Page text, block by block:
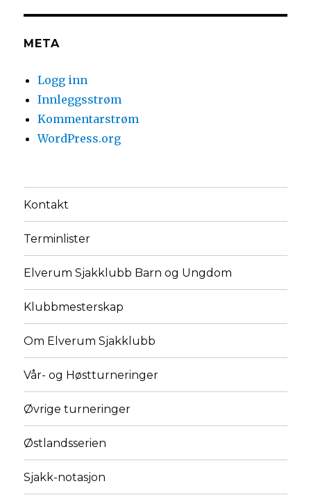
META
Logg inn
Innleggsstrøm
Kommentarstrøm
WordPress.org
Kontakt
Terminlister
Elverum Sjakklubb Barn og Ungdom
Klubbmesterskap
Om Elverum Sjakklubb
Vår- og Høstturneringer
Øvrige turneringer
Østlandsserien
Sjakk-notasjon